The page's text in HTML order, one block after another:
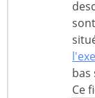
bas
Ce